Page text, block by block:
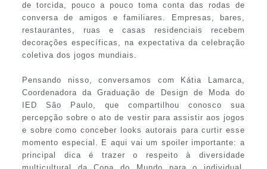
de torcida, pouco a pouco toma conta das rodas de
conversa de amigos e familiares. Empresas, bares,
restaurantes, ruas e casas residenciais recebem
decorações específicas, na expectativa da celebração
coletiva dos jogos mundiais.
Pensando nisso, conversamos com Kátia Lamarca,
Coordenadora da Graduação de Design de Moda do
IED São Paulo, que compartilhou conosco sua
percepção sobre o ato de vestir para assistir aos jogos
e sobre como conceber looks autorais para curtir esse
momento especial. E aqui vai um spoiler importante: a
principal dica é trazer o respeito à diversidade